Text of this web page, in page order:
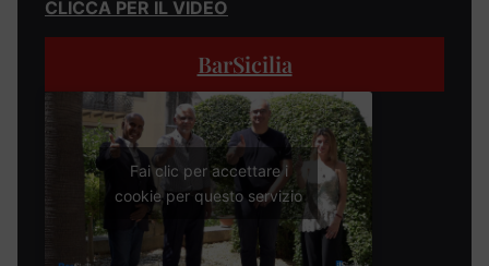
CLICCA PER IL VIDEO
BarSicilia
Fai clic per accettare i
cookie per questo servizio